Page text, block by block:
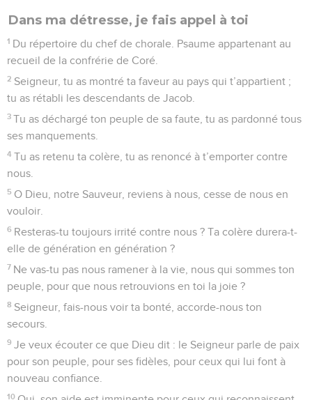
Dans ma détresse, je fais appel à toi
1 Du répertoire du chef de chorale. Psaume appartenant au
recueil de la confrérie de Coré.
2 Seigneur, tu as montré ta faveur au pays qui t’appartient ;
tu as rétabli les descendants de Jacob.
3 Tu as déchargé ton peuple de sa faute, tu as pardonné tous
ses manquements.
4 Tu as retenu ta colère, tu as renoncé à t’emporter contre
nous.
5 O Dieu, notre Sauveur, reviens à nous, cesse de nous en
vouloir.
6 Resteras-tu toujours irrité contre nous ? Ta colère durera-t-
elle de génération en génération ?
7 Ne vas-tu pas nous ramener à la vie, nous qui sommes ton
peuple, pour que nous retrouvions en toi la joie ?
8 Seigneur, fais-nous voir ta bonté, accorde-nous ton
secours.
9 Je veux écouter ce que Dieu dit : le Seigneur parle de paix
pour son peuple, pour ses fidèles, pour ceux qui lui font à
nouveau confiance.
10